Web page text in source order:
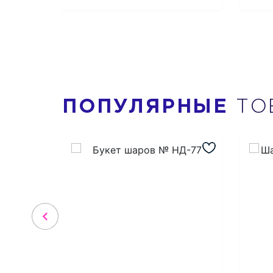
ПОПУЛЯРНЫЕ